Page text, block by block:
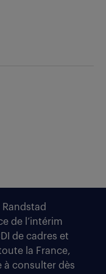
Randstad
de l’intérim
de cadres et
la France,
à consulter dès